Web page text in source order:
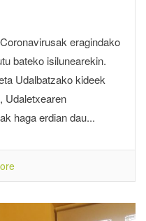
eragindako
bateko isilunearekin.
Udalbatzako kideek
Udaletxearen
haga erdian dau...